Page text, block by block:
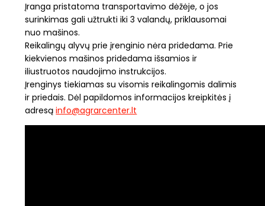
Įranga pristatoma transportavimo dėžėje, o jos
surinkimas gali užtrukti iki 3 valandų, priklausomai
nuo mašinos.
Reikalingų alyvų prie įrenginio nėra pridedama. Prie
kiekvienos mašinos pridedama išsamios ir
iliustruotos naudojimo instrukcijos.
Įrenginys tiekiamas su visomis reikalingomis dalimis
ir priedais. Dėl papildomos informacijos kreipkitės į
adresąinfo@agrarcenter.lt